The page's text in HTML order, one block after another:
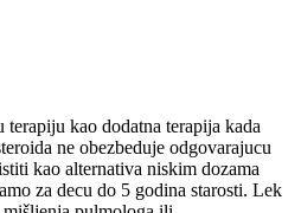
terapiju kao dodatna terapija kada
ne obezbeduje odgovarajucu
kao alternativa niskim dozama
za decu do 5 godina starosti. Lek